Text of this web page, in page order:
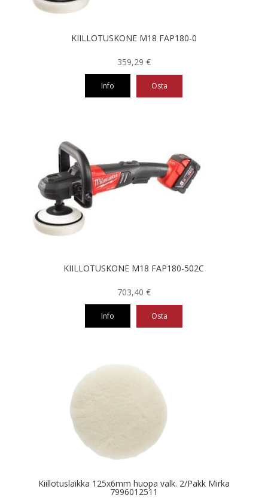
KIILLOTUSKONE M18 FAP180-0
359,29 €
Info Osta
KIILLOTUSKONE M18 FAP180-502C
703,40 €
Info Osta
Kiillotuslaikka 125x6mm huopa valk. 2/Pakk Mirka
7996012511